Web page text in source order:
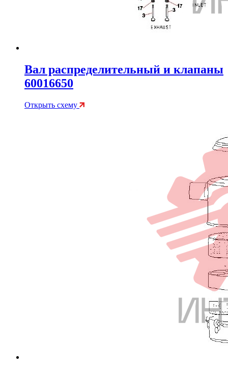
Вал распределительный и клапаны
60016650
Открыть схему